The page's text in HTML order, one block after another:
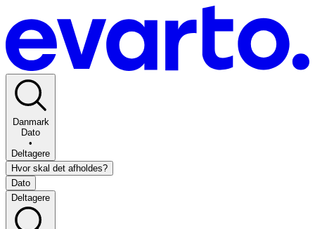
Danmark
Dato
•
Deltagere
Hvor skal det afholdes?
Dato
Deltagere